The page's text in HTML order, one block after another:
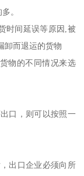
。
时间延误等原因,被
卸而退运的货物
物的不同情况来选
口，则可以按照一
出口企业必须向所